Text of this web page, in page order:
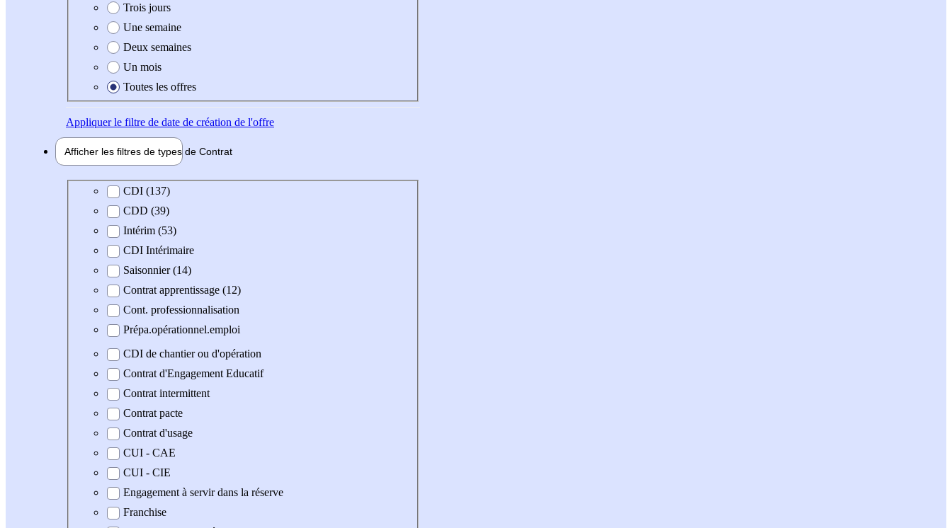
Trois jours
Une semaine
Deux semaines
Un mois
Toutes les offres
Appliquerle filtre de date de création de l'offre
Afficher les filtres de types de Contrat
Type de contratCDI (137)
CDD (39)
Intérim (53)
CDI Intérimaire
Saisonnier (14)
Contrat apprentissage (12)
Cont. professionnalisation
Prépa.opérationnel.emploi
CDI de chantier ou d'opération
Contrat d'Engagement Educatif
Contrat intermittent
Contrat pacte
Contrat d'usage
CUI - CAE
CUI - CIE
Engagement à servir dans la réserve
Franchise